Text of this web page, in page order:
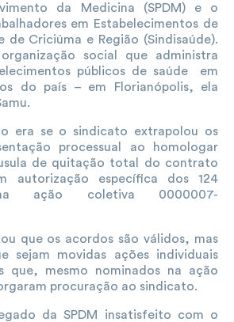
da Medicina (SPDM) e o
em Estabelecimentos de
de Criciúma e Região (Sindisaúde).
social que administra
públicos de saúde em
do país – em Florianópolis, ela
era se o sindicato extrapolou os
processual ao homologar
de quitação total do contrato
autorização específica dos 124
ação coletiva 0000007-
que os acordos são válidos, mas
sejam movidas ações individuais
que, mesmo nominados na ação
procuração ao sindicato.
da SPDM insatisfeito com o